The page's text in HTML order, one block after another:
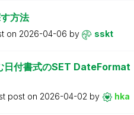
方法
on 2026-04-06 by sskt
日付書式のSET DateFormat
post on 2026-04-02 by hka